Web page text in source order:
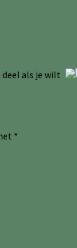
deel als je wilt
*